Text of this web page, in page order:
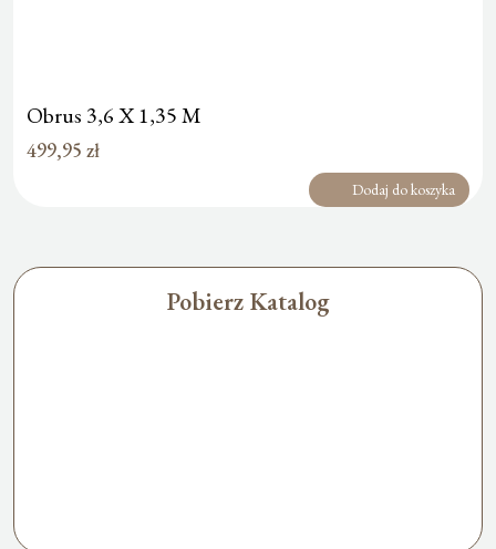
Obrus 3,6 X 1,35 M
499,95 zł
Dodaj do koszyka
Pobierz Katalog